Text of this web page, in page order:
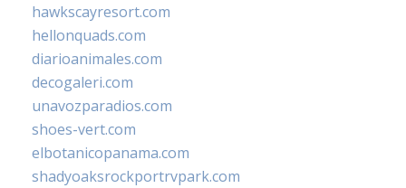
hawkscayresort.com
hellonquads.com
diarioanimales.com
decogaleri.com
unavozparadios.com
shoes-vert.com
elbotanicopanama.com
shadyoaksrockportrvpark.com